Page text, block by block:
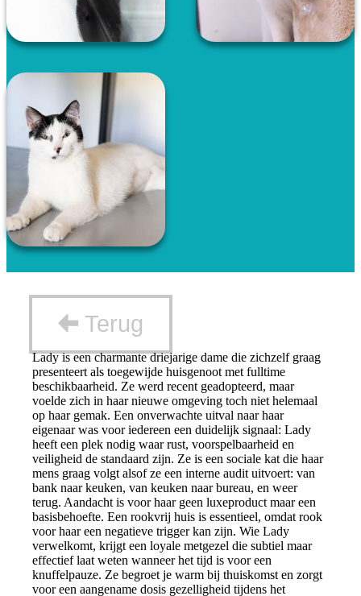
Terug
Lady is een charmante driejarige dame die zichzelf graag
presenteert als toegewijde huisgenoot met fulltime
beschikbaarheid. Ze werd recent geadopteerd, maar
voelde zich in haar nieuwe omgeving toch niet helemaal
op haar gemak. Een onverwachte uitval naar haar
eigenaar was voor iedereen een duidelijk signaal: Lady
heeft een plek nodig waar rust, voorspelbaarheid en
veiligheid de standaard zijn. Ze is een sociale kat die haar
mens graag volgt alsof ze een interne audit uitvoert: van
bank naar keuken, van keuken naar bureau, en weer
terug. Aandacht is voor haar geen luxeproduct maar een
basisbehoefte. Een rookvrij huis is essentieel, omdat rook
voor haar een negatieve trigger kan zijn. Wie Lady
verwelkomt, krijgt een loyale metgezel die subtiel maar
effectief laat weten wanneer het tijd is voor een
knuffelpauze. Ze begroet je warm bij thuiskomst en zorgt
voor een aangename dosis gezelligheid tijdens het